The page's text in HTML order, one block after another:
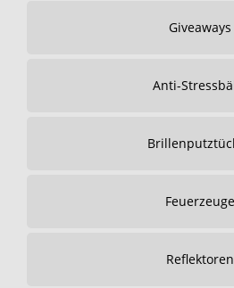
Giveaways
Anti-
Feuerzeuge
Reflektoren